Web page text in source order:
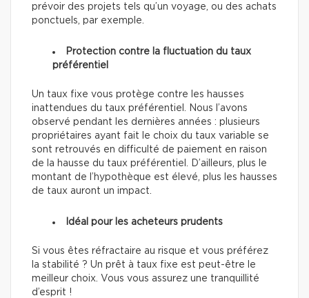
prévoir des projets tels qu’un voyage, ou des achats
ponctuels, par exemple.
Protection contre la fluctuation du taux
préférentiel
Un taux fixe vous protège contre les hausses
inattendues du taux préférentiel. Nous l’avons
observé pendant les dernières années : plusieurs
propriétaires ayant fait le choix du taux variable se
sont retrouvés en difficulté de paiement en raison
de la hausse du taux préférentiel. D’ailleurs, plus le
montant de l’hypothèque est élevé, plus les hausses
de taux auront un impact.
Idéal pour les acheteurs prudents
Si vous êtes réfractaire au risque et vous préférez
la stabilité ? Un prêt à taux fixe est peut-être le
meilleur choix. Vous vous assurez une tranquillité
d’esprit !